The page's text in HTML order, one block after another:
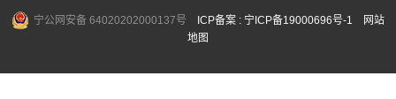
宁公网安备 64020202000137号 ICP备案 : 宁ICP备19000696号-1
网站
地图